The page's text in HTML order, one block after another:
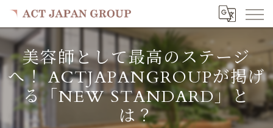
美容師として最高のステージ
へ！ ACTJAPANGROUPが掲げ
る「NEW STANDARD」と
は？